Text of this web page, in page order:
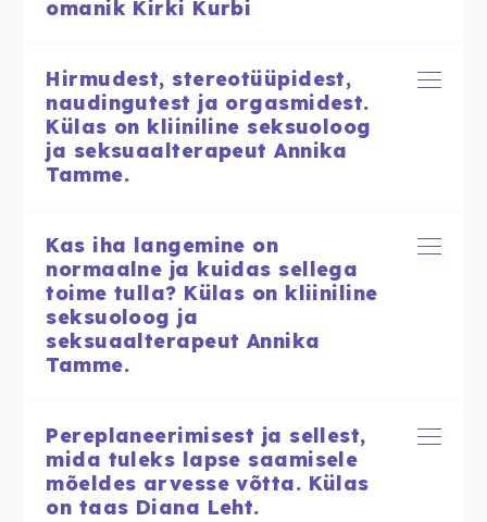
omanik Kirki Kurbi
Hirmudest, stereotüüpidest,
naudingutest ja orgasmidest.
Külas on kliiniline seksuoloog
ja seksuaalterapeut Annika
Tamme.
Kas iha langemine on
normaalne ja kuidas sellega
toime tulla? Külas on kliiniline
seksuoloog ja
seksuaalterapeut Annika
Tamme.
Pereplaneerimisest ja sellest,
mida tuleks lapse saamisele
mõeldes arvesse võtta. Külas
on taas Diana Leht.